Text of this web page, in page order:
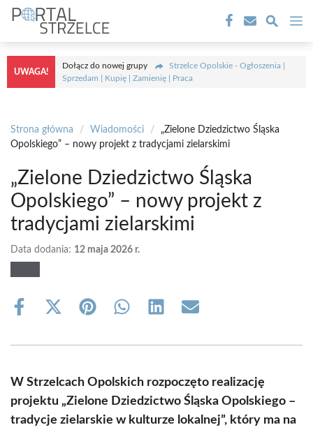
Przejdź
treści
UWAGA!
Dołącz do nowej grupy
Strzelce Opolskie - Ogłoszenia |
Sprzedam | Kupię | Zamienię | Praca
Strona główna / Wiadomości /
„Zielone Dziedzictwo Śląska
Opolskiego” – nowy projekt z tradycjami zielarskimi
„Zielone Dziedzictwo Śląska
Opolskiego” – nowy projekt z
tradycjami zielarskimi
Data dodania: 12 maja 2026 r.
Share
Share
(Twitter)
Share Share Share Share
W Strzelcach Opolskich rozpoczęto realizację
projektu „Zielone Dziedzictwo Śląska Opolskiego –
tradycje zielarskie w kulturze lokalnej”, który ma na